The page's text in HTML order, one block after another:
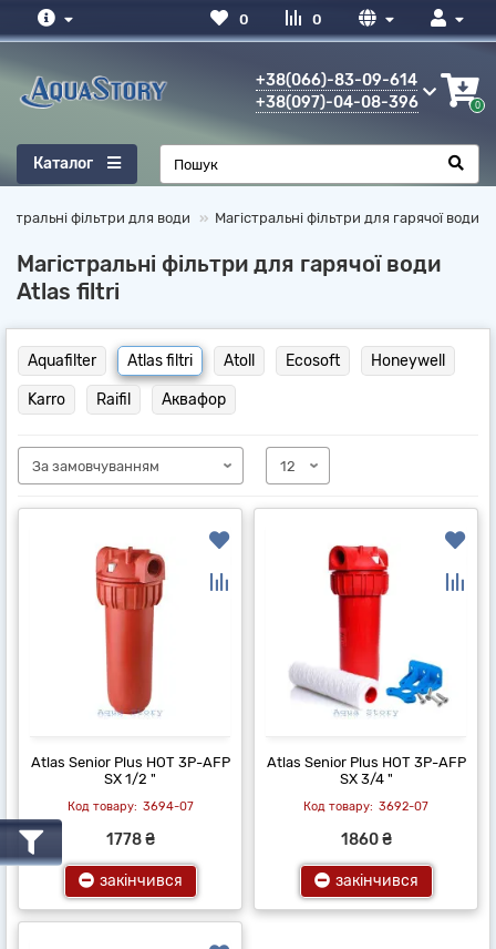
0
0
+38(066)-83-09-614
+38(097)-04-08-396
0
Каталог
фільтри для води Магістральні фільтри для гарячої води
Магістральні фільтри для гарячої води
Atlas filtri
Aquafilter Atlas filtri Atoll Ecosoft Honeywell
Karro Raifil Аквафор
Atlas Senior Plus HOT 3P-AFP
SX 1/2 "
3694-07
1778 ₴
закінчився
Atlas Senior Plus HOT 3P-AFP
SX 3/4 "
3692-07
1860 ₴
закінчився